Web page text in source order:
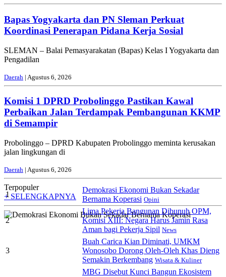
Bapas Yogyakarta dan PN Sleman Perkuat
Koordinasi Penerapan Pidana Kerja Sosial
SLEMAN – Balai Pemasyarakatan (Bapas) Kelas I Yogyakarta dan
Pengadilan
Daerah | Agustus 6, 2026
Komisi 1 DPRD Probolinggo Pastikan Kawal
Perbaikan Jalan Terdampak Pembangunan KKMP
di Semampir
Probolinggo – DPRD Kabupaten Probolinggo meminta kerusakan
jalan lingkungan di
Daerah | Agustus 6, 2026
Terpopuler
+ SELENGKAPNYA
1
Demokrasi Ekonomi Bukan Sekadar
Bernama Koperasi Opini
2
Lima Pekerja Bangunan Dibunuh OPM,
Komisi XIII: Negara Harus Jamin Rasa
Aman bagi Pekerja Sipil News
3
Buah Carica Kian Diminati, UMKM
Wonosobo Dorong Oleh-Oleh Khas Dieng
Semakin Berkembang Wisata & Kuliner
MBG Disebut Kunci Bangun Ekosistem